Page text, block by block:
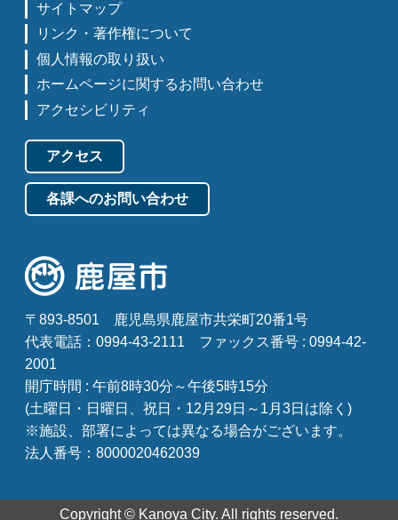
サイトマップ
リンク・著作権について
個人情報の取り扱い
ホームページに関するお問い合わせ
アクセシビリティ
アクセス
各課へのお問い合わせ
〒893-8501
鹿児島県鹿屋市共栄町20番1号
代表電話：0994-43-2111
ファックス番号 : 0994-42-
2001
開庁時間 : 午前8時30分～午後5時15分
(土曜日・日曜日、祝日・12月29日～1月3日は除く)
※施設、部署によっては異なる場合がございます。
法人番号：8000020462039
Copyright © Kanoya City. All rights reserved.